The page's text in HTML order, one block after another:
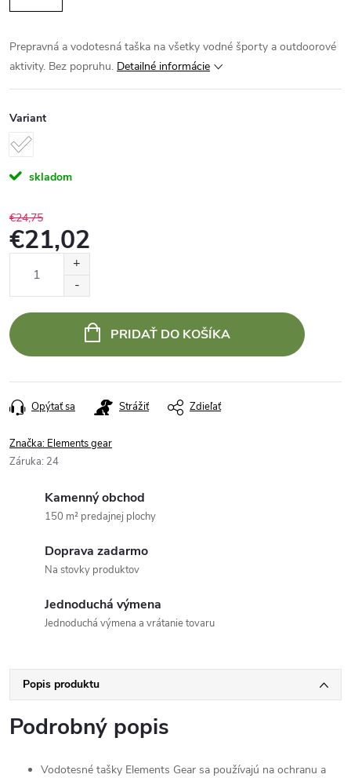
Prepravná a vodotesná taška na všetky vodné športy a outdoorové
aktivity. Bez popruhu. Detailné informácie
Variant
skladom
€24,75
€21,02
PRIDAŤ DO KOŠÍKA
Opýtať sa Strážiť Zdieľať
Značka: Elements gear
Záruka: 24
Kamenný obchod
150 m² predajnej plochy
Doprava zadarmo
Na stovky produktov
Jednoduchá výmena
Jednoduchá výmena a vrátanie tovaru
Popis produktu
Podrobný popis
Vodotesné tašky Elements Gear sa používajú na ochranu a